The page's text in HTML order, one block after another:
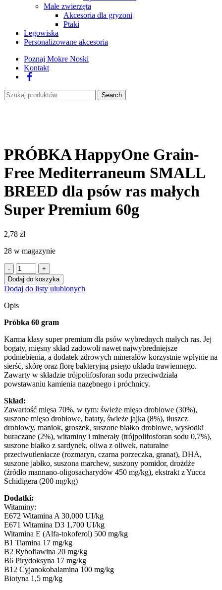
Małe zwierzęta
Akcesoria dla gryzoni
Ptaki
Legowiska
Personalizowane akcesoria
Poznaj Mokre Noski
Kontakt
Search
PRÓBKA HappyOne Grain-
Free Mediterraneum SMALL
BREED dla psów ras małych
Super Premium 60g
2,78 zł
28 w magazynie
ilość
PRÓBKA
HappyOne
Grain-
Free
SMALL
dla
psów
ras
małych
Super
Premium
Dodaj do koszyka
Dodaj do listy ulubionych
Opis
Próbka 60 gram
Karma klasy super premium dla psów wybrednych małych ras. Jej
bogaty, mięsny skład zadowoli nawet najwybredniejsze
podniebienia, a dodatek zdrowych minerałów korzystnie wpłynie na
sierść, skórę oraz florę bakteryjną psiego układu trawiennego.
Zawarty w składzie trójpolifosforan sodu przeciwdziała
powstawaniu kamienia nazębnego i próchnicy.
Skład:
Zawartość mięsa 70%, w tym: świeże mięso drobiowe (30%),
suszone mięso drobiowe, bataty, świeże jajka (8%), tłuszcz
drobiowy, maniok, groszek, suszone białko drobiowe, wysłodki
buraczane (2%), witaminy i minerały (trójpolifosforan sodu 0,7%),
suszone białko z sardynek, oliwa z oliwek, naturalne
przeciwutleniacze (rozmaryn, czarna porzeczka, granat), DHA,
suszone jabłko, suszona marchew, suszony pomidor, drożdże
(źródło mannano-oligosacharydów 450 mg/kg), ekstrakt z Yucca
Schidigera (200 mg/kg)
Dodatki:
Witaminy:
E672 Witamina A 30,000 UI/kg
E671 Witamina D3 1,700 UI/kg
Witamina E (Alfa-tokoferol) 500 mg/kg
B1 Tiamina 17 mg/kg
B2 Ryboflawina 20 mg/kg
B6 Pirydoksyna 17 mg/kg
B12 Cyjanokobalamina 100 mg/kg
Biotyna 1,5 mg/kg